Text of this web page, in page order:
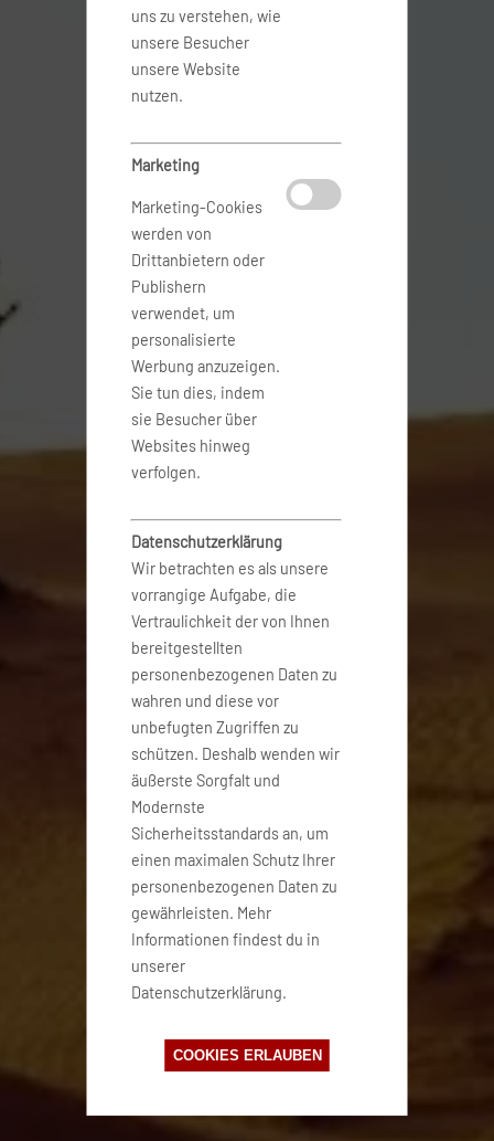
uns zu verstehen, wie
unsere Besucher
unsere Website
nutzen.
Marketing
Marketing-Cookies
werden von
Drittanbietern oder
Publishern
verwendet, um
personalisierte
Werbung anzuzeigen.
Sie tun dies, indem
sie Besucher über
Websites hinweg
verfolgen.
Datenschutzerklärung
Wir betrachten es als unsere
vorrangige Aufgabe, die
Vertraulichkeit der von Ihnen
bereitgestellten
personenbezogenen Daten zu
wahren und diese vor
unbefugten Zugriffen zu
schützen. Deshalb wenden wir
äußerste Sorgfalt und
Modernste
Sicherheitsstandards an, um
einen maximalen Schutz Ihrer
personenbezogenen Daten zu
gewährleisten. Mehr
Informationen findest du in
unserer
Datenschutzerklärung.
COOKIES ERLAUBEN